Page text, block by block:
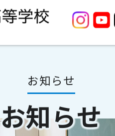
お知らせ
お知らせ